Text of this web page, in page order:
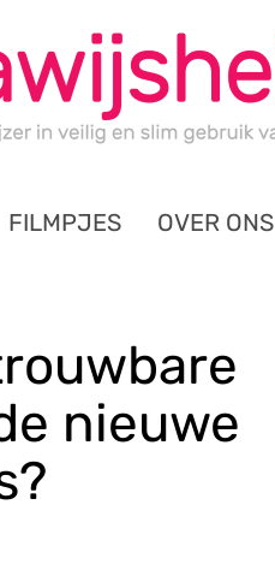
FILMPJES OVER ONS
nieuwe